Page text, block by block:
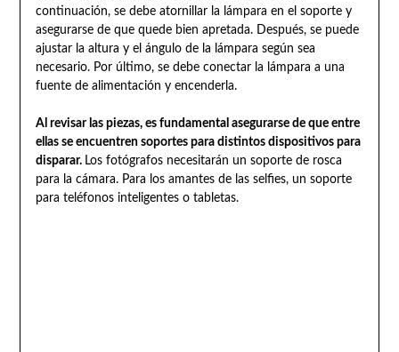
continuación, se debe atornillar la lámpara en el soporte y
asegurarse de que quede bien apretada. Después, se puede
ajustar la altura y el ángulo de la lámpara según sea
necesario. Por último, se debe conectar la lámpara a una
fuente de alimentación y encenderla.
Al revisar las piezas, es fundamental asegurarse de que entre
ellas se encuentren soportes para distintos dispositivos para
disparar. Los fotógrafos necesitarán un soporte de rosca
para la cámara. Para los amantes de las selfies, un soporte
para teléfonos inteligentes o tabletas.